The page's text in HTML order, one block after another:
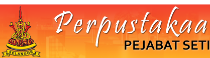
Skip to Content